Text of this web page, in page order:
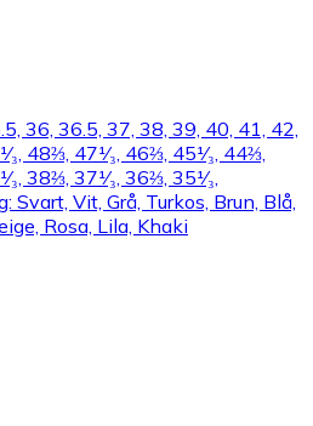
36, 36.5, 37, 38, 39, 40, 41, 42,
48⅔, 47¹⁄₃, 46⅔, 45¹⁄₃, 44⅔,
38⅔, 37¹⁄₃, 36⅔, 35¹⁄₃,
Svart, Vit, Grå, Turkos, Brun, Blå,
Rosa, Lila, Khaki